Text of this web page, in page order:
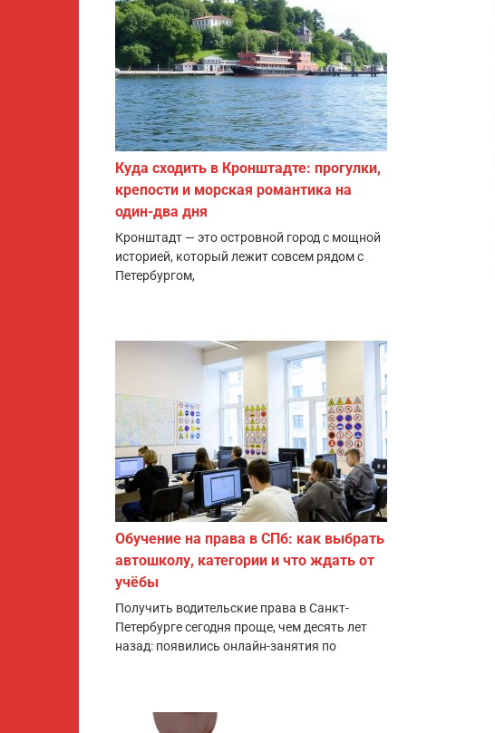
Куда сходить в Кронштадте: прогулки,
крепости и морская романтика на
один-два дня
Кронштадт — это островной город с мощной
историей, который лежит совсем рядом с
Петербургом,
Обучение на права в СПб: как выбрать
автошколу, категории и что ждать от
учёбы
Получить водительские права в Санкт-
Петербурге сегодня проще, чем десять лет
назад: появились онлайн-занятия по